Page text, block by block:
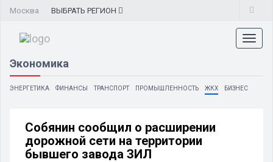
Москва ВЫБРАТЬ РЕГИОН
Экономика
ЭНЕРГЕТИКА ФИНАНСЫ ТРАНСПОРТ ПРОМЫШЛЕННОСТЬ ЖКХ БИЗНЕС
Собянин сообщил о расширении
дорожной сети на территории
бывшего завода ЗИЛ